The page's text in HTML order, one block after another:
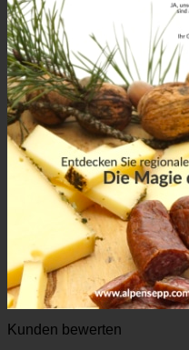
Kunden bewerten